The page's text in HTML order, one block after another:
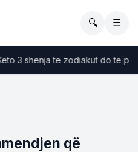
🔍 ☰
3 shenja të zodiakut do të
që